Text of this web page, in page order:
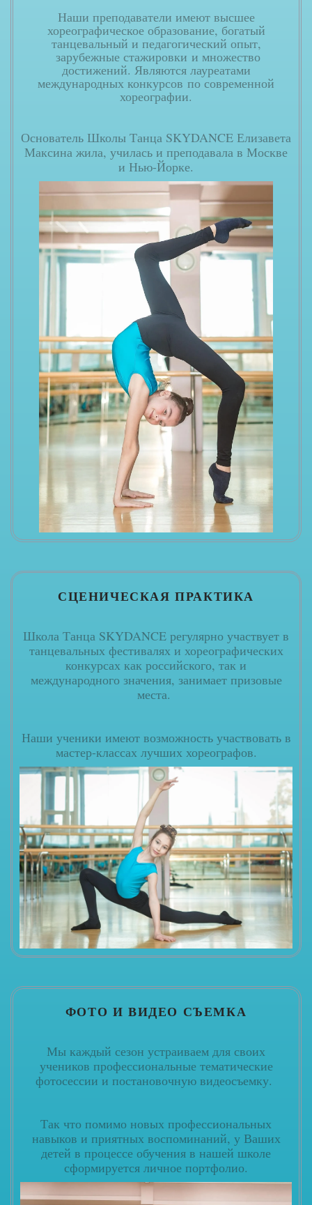
Наши преподаватели имеют высшее
хореографическое образование, богатый
танцевальный и педагогический опыт,
зарубежные стажировки и множество
достижений. Являются лауреатами
международных конкурсов по современной
хореографии.
Основатель Школы Танца SKYDANCE Елизавета
Максина жила, училась и преподавала в Москве
и Нью-Йорке.
СЦЕНИЧЕСКАЯ ПРАКТИКА
Школа Танца SKYDANCE регулярно участвует в
танцевальных фестивалях и хореографических
конкурсах как российского, так и
международного значения, занимает призовые
места.
Наши ученики имеют возможность участвовать в
мастер-классах лучших хореографов.
ФОТО И ВИДЕО СЪЕМКА
Мы каждый сезон устраиваем для своих
учеников профессиональные тематические
фотосессии и постановочную видеосъемку.
Так что помимо новых профессиональных
навыков и приятных воспоминаний, у Ваших
детей в процессе обучения в нашей школе
сформируется личное портфолио.